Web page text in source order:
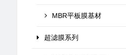
MBR平板膜基材
超滤膜系列